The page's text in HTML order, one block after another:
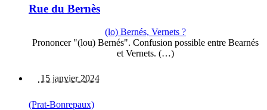
Rue du Bernès
(lo) Bernés, Vernets ?
Prononcer "(lou) Bernés". Confusion possible entre Bearnés
et Vernets. (…)
15 janvier 2024
(Prat-Bonrepaux)